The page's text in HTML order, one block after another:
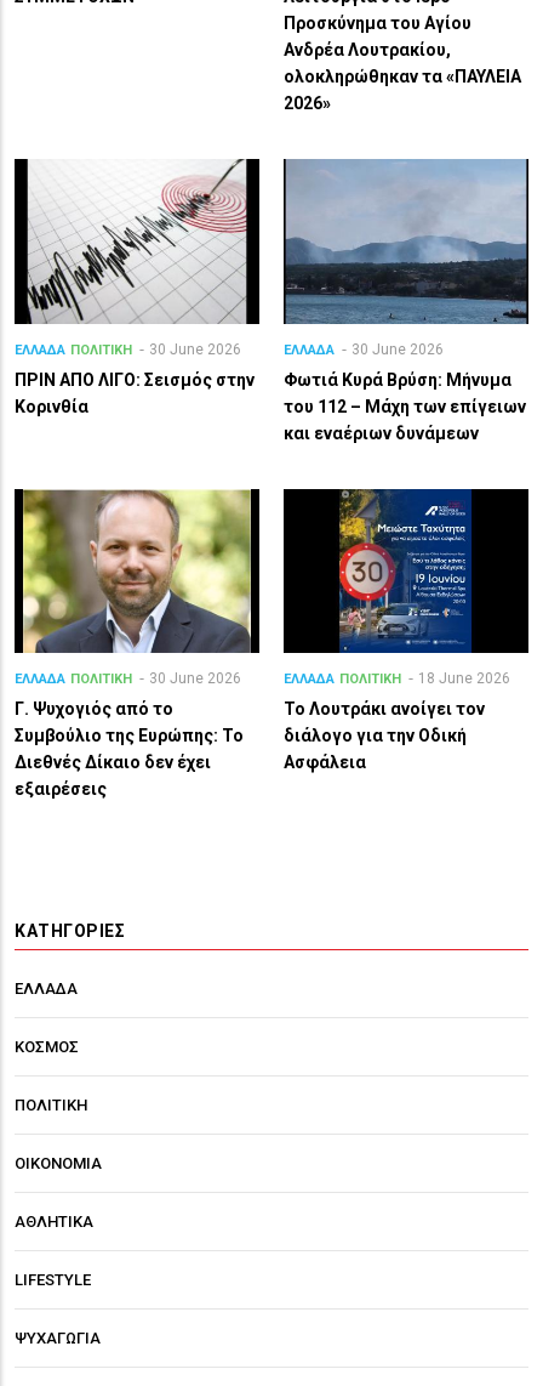
Προσκύνημα του Αγίου
Ανδρέα Λουτρακίου,
ολοκληρώθηκαν τα «ΠΑΥΛΕΙΑ
2026»
ΕΛΛΑΔΑ ΠΟΛΙΤΙΚΗ 30 June 2026
ΠΡΙΝ ΑΠΟ ΛΙΓO: Σεισμός στην
Κορινθία
ΕΛΛΑΔΑ 30 June 2026
Φωτιά Κυρά Βρύση: Μήνυμα
του 112 – Μάχη των επίγειων
και εναέριων δυνάμεων
ΕΛΛΑΔΑ ΠΟΛΙΤΙΚΗ 30 June 2026
Γ. Ψυχογιός από το
Συμβούλιο της Ευρώπης: Το
Διεθνές Δίκαιο δεν έχει
εξαιρέσεις
ΕΛΛΑΔΑ ΠΟΛΙΤΙΚΗ 18 June 2026
Το Λουτράκι ανοίγει τον
διάλογο για την Οδική
Ασφάλεια
ΚΑΤΗΓΟΡΊΕΣ
ΕΛΛΑΔΑ
ΚΟΣΜΟΣ
ΠΟΛΙΤΙΚΗ
ΟΙΚΟΝΟΜΙΑ
ΑΘΛΗΤΙΚΑ
LIFESTYLE
ΨΥΧΑΓΩΓΙΑ